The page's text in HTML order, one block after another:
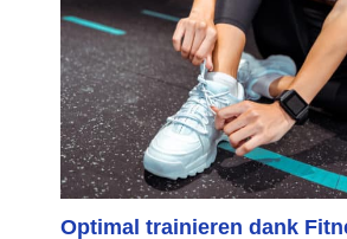
Optimal trainieren dank